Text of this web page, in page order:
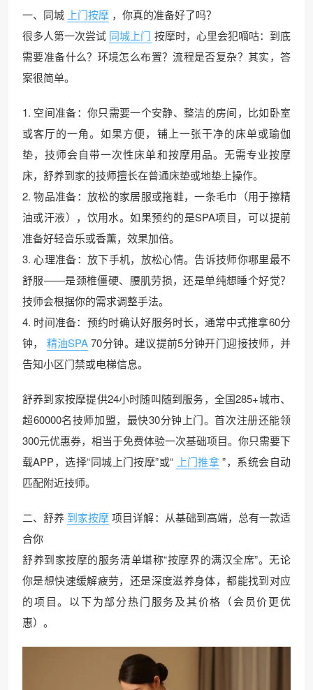
一、同城 上门按摩 ，你真的准备好了吗？
很多人第一次尝试 同城上门 按摩时，心里会犯嘀咕：到底
需要准备什么？环境怎么布置？流程是否复杂？其实，答
案很简单。
1. 空间准备：你只需要一个安静、整洁的房间，比如卧室
或客厅的一角。如果方便，铺上一张干净的床单或瑜伽
垫，技师会自带一次性床单和按摩用品。无需专业按摩
床，舒养到家的技师擅长在普通床垫或地垫上操作。
2. 物品准备：放松的家居服或拖鞋，一条毛巾（用于擦精
油或汗液），饮用水。如果预约的是SPA项目，可以提前
准备好轻音乐或香薰，效果加倍。
3. 心理准备：放下手机，放松心情。告诉技师你哪里最不
舒服——是颈椎僵硬、腰肌劳损，还是单纯想睡个好觉？
技师会根据你的需求调整手法。
4. 时间准备：预约时确认好服务时长，通常中式推拿60分
钟，
精油SPA 70分钟。建议提前5分钟开门迎接技师，并
告知小区门禁或电梯信息。
舒养到家按摩提供24小时随叫随到服务，全国285+城市、
超60000名技师加盟，最快30分钟上门。首次注册还能领
300元优惠券，相当于免费体验一次基础项目。你只需要下
载APP，选择“同城上门按摩”或“ 上门推拿 ”，系统会自动
匹配附近技师。
二、舒养 到家按摩 项目详解：从基础到高端，总有一款适
合你
舒养到家按摩的服务清单堪称“按摩界的满汉全席”。无论
你是想快速缓解疲劳，还是深度滋养身体，都能找到对应
的项目。以下为部分热门服务及其价格（会员价更优
惠）。